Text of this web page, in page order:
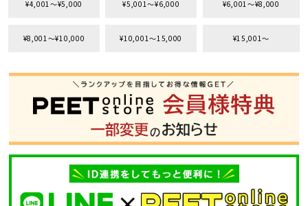
¥4,001〜¥5,000 ¥5,001〜¥6,000 ¥6,001〜¥8,000
¥8,001〜¥10,000 ¥10,001〜15,000 ¥15,001〜